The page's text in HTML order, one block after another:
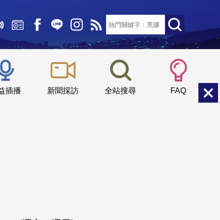
插播 新聞採訪 全站搜尋 FAQ
小 中